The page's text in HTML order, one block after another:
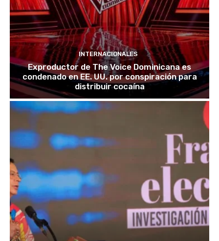
INTERNACIONALES
Exproductor de The Voice Dominicana es
condenado en EE. UU. por conspiración para
distribuir cocaína